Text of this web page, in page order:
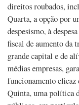
direitos roubados,
Quarta, a opção por
despesismo, à
fiscal de aumento da
grande capital e de
médias empresas,
funcionamento
Quinta, uma política